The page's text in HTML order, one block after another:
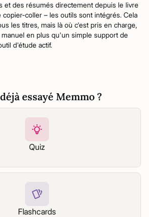
et des résumés directement depuis le livre
copier-coller – les outils sont intégrés. Cela
les titres, mais là où c'est pris en charge,
en plus qu'un simple support de
d'étude actif.
essayé Memmo ?
Quiz
Flashcards